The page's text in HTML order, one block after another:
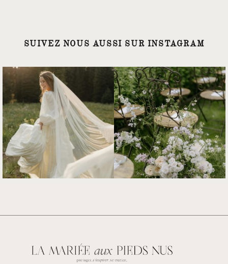
SUIVEZ NOUS AUSSI SUR INSTAGRAM